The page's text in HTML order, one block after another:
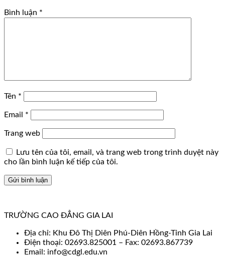
Bình luận *
Tên *
Email *
Trang web
Lưu tên của tôi, email, và trang web trong trình duyệt này
cho lần bình luận kế tiếp của tôi.
TRƯỜNG CAO ĐẲNG GIA LAI
Địa chỉ: Khu Đô Thị Diên Phú-Diên Hồng-Tỉnh Gia Lai
Điện thoại: 02693.825001 – Fax: 02693.867739
Email: info@cdgl.edu.vn